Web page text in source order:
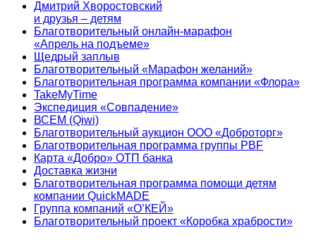
Дмитрий Хворостовский
и друзья – детям
Благотворительный онлайн‑марафон
«Апрель на подъеме»
Щедрый заплыв
Благотворительный «Марафон желаний»
Благотворительная программа компании «Флора»
TakeMyTime
Экспедиция «Совпадение»
ВСЕМ (Qiwi)
Благотворительный аукцион ООО «Доброторг»
Благотворительная программа группы PBF
Карта «Добро» ОТП банка
Доставка жизни
Благотворительная программа помощи детям
компании QuickMADE
Группа компаний «О’КЕЙ»
Благотворительный проект «Коробка храбрости»